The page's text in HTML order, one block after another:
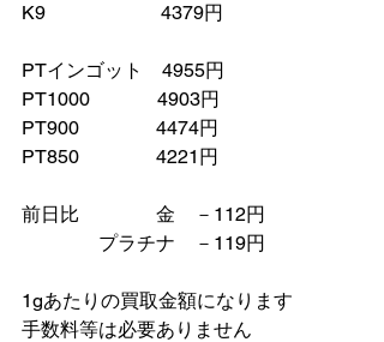
K9　　　　　　4379円
PTインゴット　4955円
PT1000　　　  4903円
PT900　　　　4474円
PT850　　　　4221円
前日比　　　　金　－112円
プラチナ　－119円
1gあたりの買取金額になります
手数料等は必要ありません